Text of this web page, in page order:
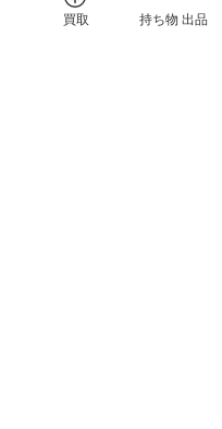
買取 持ち物 出品